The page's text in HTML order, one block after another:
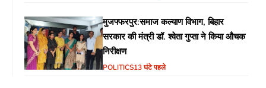
मुजफ्फरपुर:समाज कल्याण विभाग, बिहार
सरकार की मंत्री डॉ. श्वेता गुप्ता ने किया औचक
निरीक्षण
POLITICS13 घंटे पहले